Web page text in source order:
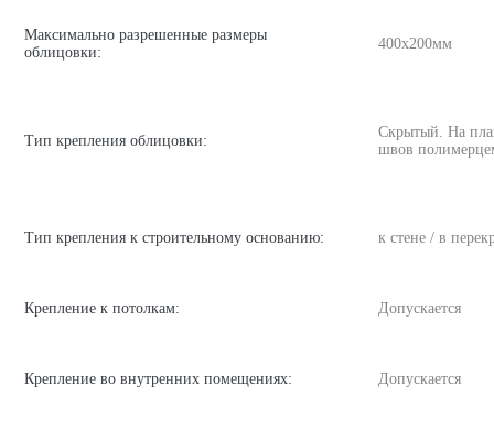
Максимально разрешенные размеры
облицовки:
400х200мм
Тип крепления облицовки:
Скрытый. На
швов
Тип крепления к строительному основанию: к стене / в
Крепление к потолкам: Допускается
Крепление во внутренних помещениях: Допускается